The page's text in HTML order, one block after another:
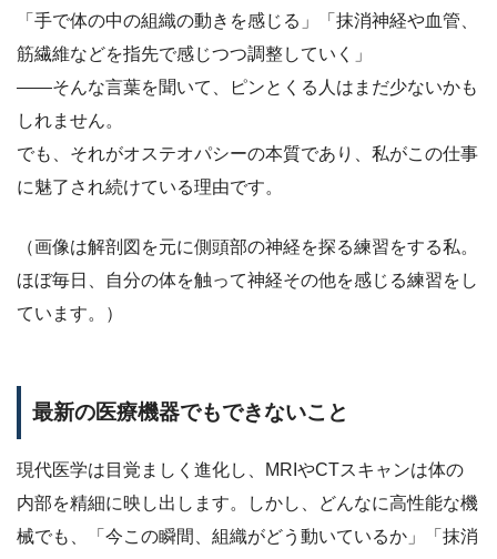
「手で体の中の組織の動きを感じる」「抹消神経や血管、
筋繊維などを指先で感じつつ調整していく」
——そんな言葉を聞いて、ピンとくる人はまだ少ないかも
しれません。
でも、それがオステオパシーの本質であり、私がこの仕事
に魅了され続けている理由です。
（画像は解剖図を元に側頭部の神経を探る練習をする私。
ほぼ毎日、自分の体を触って神経その他を感じる練習をし
ています。）
最新の医療機器でもできないこと
現代医学は目覚ましく進化し、MRIやCTスキャンは体の
内部を精細に映し出します。しかし、どんなに高性能な機
械でも、「今この瞬間、組織がどう動いているか」「抹消